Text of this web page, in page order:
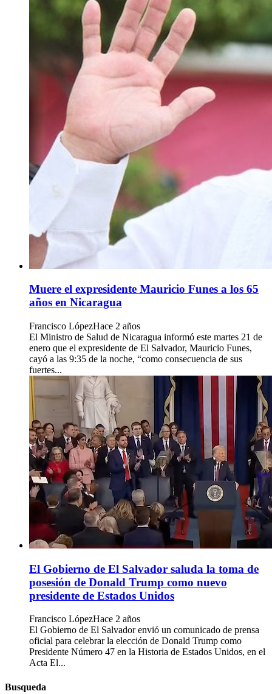
Muere el expresidente Mauricio Funes a los 65
años en Nicaragua
Francisco LópezHace 2 años
El Ministro de Salud de Nicaragua informó este martes 21 de
enero que el expresidente de El Salvador, Mauricio Funes,
cayó a las 9:35 de la noche, “como consecuencia de sus
fuertes...
El Gobierno de El Salvador saluda la toma de
posesión de Donald Trump como nuevo
presidente de Estados Unidos
Francisco LópezHace 2 años
El Gobierno de El Salvador envió un comunicado de prensa
oficial para celebrar la elección de Donald Trump como
Presidente Número 47 en la Historia de Estados Unidos, en el
Acta El...
Busqueda